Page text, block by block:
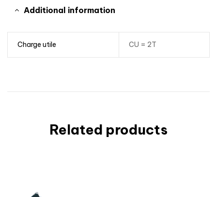
Additional information
Charge utile CU = 2T
Related products